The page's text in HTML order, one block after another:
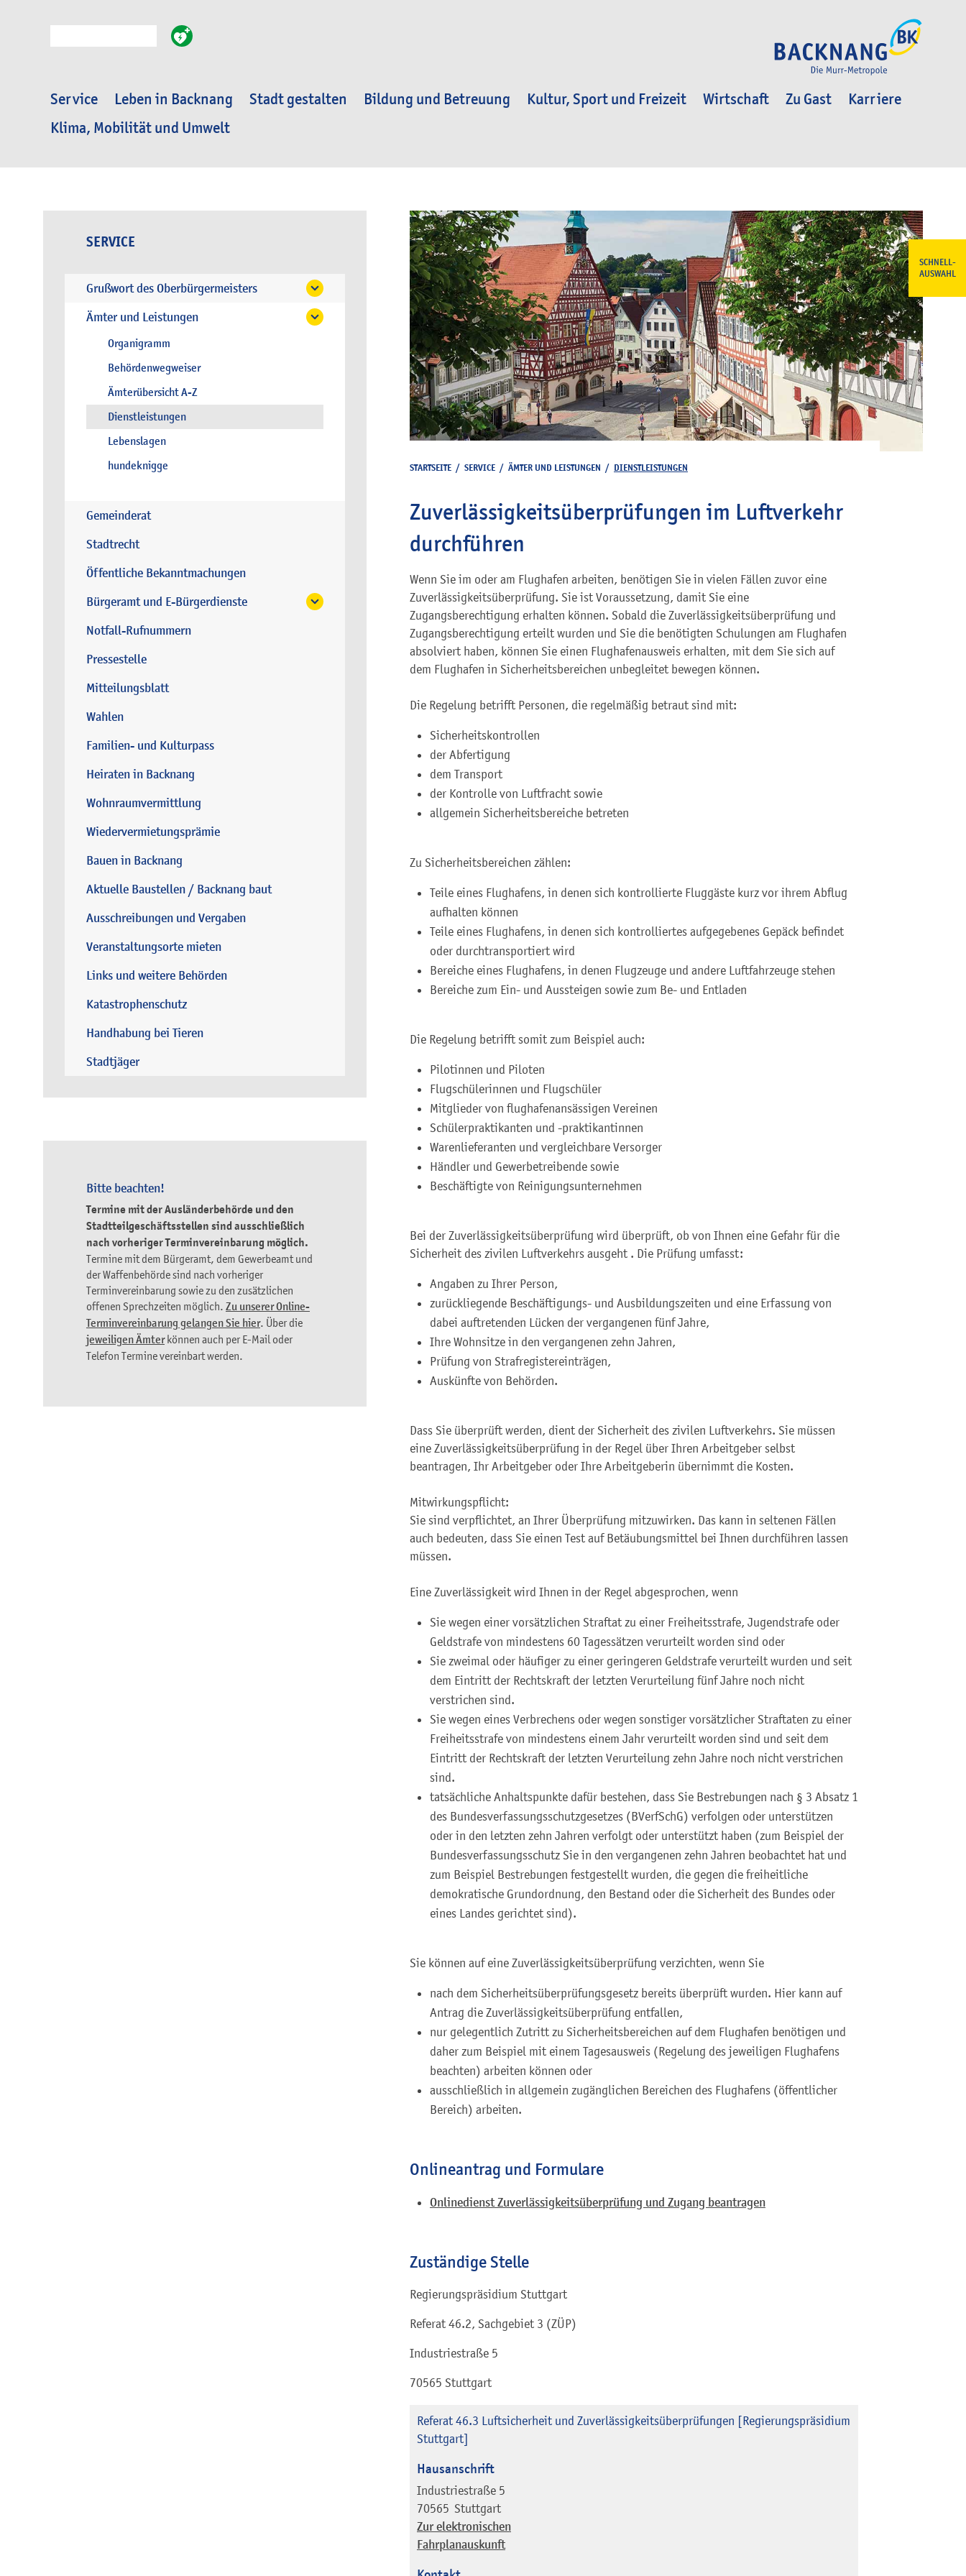
Service Leben in Backnang Stadt gestalten Bildung und Betreuung Kultur, Sport und Freizeit Wirtschaft Zu Gast
Karriere
Klima, Mobilität und Umwelt
SCHNELL-
AUSWAHL
SERVICE
Grußwort des Oberbürgermeisters
Ämter und Leistungen
Organigramm
Behördenwegweiser
Ämterübersicht A-Z
Dienstleistungen
Lebenslagen
hundeknigge
Gemeinderat
Stadtrecht
Öffentliche Bekanntmachungen
Bürgeramt und E-Bürgerdienste
Notfall-Rufnummern
Pressestelle
Mitteilungsblatt
Wahlen
Familien- und Kulturpass
Heiraten in Backnang
Wohnraumvermittlung
Wiedervermietungsprämie
Bauen in Backnang
Aktuelle Baustellen / Backnang baut
Ausschreibungen und Vergaben
Veranstaltungsorte mieten
Links und weitere Behörden
Katastrophenschutz
Handhabung bei Tieren
Stadtjäger
Bitte beachten!
Termine mit der Ausländerbehörde und den
Stadtteilgeschäftsstellen sind ausschließlich
nach vorheriger Terminvereinbarung möglich.
Termine mit dem Bürgeramt, dem Gewerbeamt und
der Waffenbehörde sind nach vorheriger
Terminvereinbarung sowie zu den zusätzlichen
offenen Sprechzeiten möglich. Zu unserer Online-
Terminvereinbarung gelangen Sie hier. Über die
jeweiligen Ämterkönnen auch per E-Mail oder
Telefon Termine vereinbart werden.
STARTSEITE / SERVICE / ÄMTER UND LEISTUNGEN / DIENSTLEISTUNGEN
Zuverlässigkeitsüberprüfungen im Luftverkehr
durchführen
Wenn Sie im oder am Flughafen arbeiten, benötigen Sie in vielen Fällen zuvor eine
Zuverlässigkeitsüberprüfung. Sie ist Voraussetzung, damit Sie eine
Zugangsberechtigung erhalten können. Sobald die Zuverlässigkeitsüberprüfung und
Zugangsberechtigung erteilt wurden und Sie die benötigten Schulungen am Flughafen
absolviert haben, können Sie einen Flughafenausweis erhalten, mit dem Sie sich auf
dem Flughafen in Sicherheitsbereichen unbegleitet bewegen können.
Die Regelung betrifft Personen, die regelmäßig betraut sind mit:
Sicherheitskontrollen
der Abfertigung
dem Transport
der Kontrolle von Luftfracht sowie
allgemein Sicherheitsbereiche betreten
Zu Sicherheitsbereichen zählen:
Teile eines Flughafens, in denen sich kontrollierte Fluggäste kurz vor ihrem Abflug
aufhalten können
Teile eines Flughafens, in denen sich kontrolliertes aufgegebenes Gepäck befindet
oder durchtransportiert wird
Bereiche eines Flughafens, in denen Flugzeuge und andere Luftfahrzeuge stehen
Bereiche zum Ein- und Aussteigen sowie zum Be- und Entladen
Die Regelung betrifft somit zum Beispiel auch:
Pilotinnen und Piloten
Flugschülerinnen und Flugschüler
Mitglieder von flughafenansässigen Vereinen
Schülerpraktikanten und -praktikantinnen
Warenlieferanten und vergleichbare Versorger
Händler und Gewerbetreibende sowie
Beschäftigte von Reinigungsunternehmen
Bei der Zuverlässigkeitsüberprüfung wird überprüft, ob von Ihnen eine Gefahr für die
Sicherheit des zivilen Luftverkehrs ausgeht . Die Prüfung umfasst:
Angaben zu Ihrer Person,
zurückliegende Beschäftigungs- und Ausbildungszeiten und eine Erfassung von
dabei auftretenden Lücken der vergangenen fünf Jahre,
Ihre Wohnsitze in den vergangenen zehn Jahren,
Prüfung von Strafregistereinträgen,
Auskünfte von Behörden.
Dass Sie überprüft werden, dient der Sicherheit des zivilen Luftverkehrs. Sie müssen
eine Zuverlässigkeitsüberprüfung in der Regel über Ihren Arbeitgeber selbst
beantragen, Ihr Arbeitgeber oder Ihre Arbeitgeberin übernimmt die Kosten.
Mitwirkungspflicht:
Sie sind verpflichtet, an Ihrer Überprüfung mitzuwirken. Das kann in seltenen Fällen
auch bedeuten, dass Sie einen Test auf Betäubungsmittel bei Ihnen durchführen lassen
müssen.
Eine Zuverlässigkeit wird Ihnen in der Regel abgesprochen, wenn
Sie wegen einer vorsätzlichen Straftat zu einer Freiheitsstrafe, Jugendstrafe oder
Geldstrafe von mindestens 60 Tagessätzen verurteilt worden sind oder
Sie zweimal oder häufiger zu einer geringeren Geldstrafe verurteilt wurden und seit
dem Eintritt der Rechtskraft der letzten Verurteilung fünf Jahre noch nicht
verstrichen sind.
Sie wegen eines Verbrechens oder wegen sonstiger vorsätzlicher Straftaten zu einer
Freiheitsstrafe von mindestens einem Jahr verurteilt worden sind und seit dem
Eintritt der Rechtskraft der letzten Verurteilung zehn Jahre noch nicht verstrichen
sind.
tatsächliche Anhaltspunkte dafür bestehen, dass Sie Bestrebungen nach § 3 Absatz 1
des Bundesverfassungsschutzgesetzes (BVerfSchG) verfolgen oder unterstützen
oder in den letzten zehn Jahren verfolgt oder unterstützt haben (zum Beispiel der
Bundesverfassungsschutz Sie in den vergangenen zehn Jahren beobachtet hat und
zum Beispiel Bestrebungen festgestellt wurden, die gegen die freiheitliche
demokratische Grundordnung, den Bestand oder die Sicherheit des Bundes oder
eines Landes gerichtet sind).
Sie können auf eine Zuverlässigkeitsüberprüfung verzichten, wenn Sie
nach dem Sicherheitsüberprüfungsgesetz bereits überprüft wurden. Hier kann auf
Antrag die Zuverlässigkeitsüberprüfung entfallen,
nur gelegentlich Zutritt zu Sicherheitsbereichen auf dem Flughafen benötigen und
daher zum Beispiel mit einem Tagesausweis (Regelung des jeweiligen Flughafens
beachten) arbeiten können oder
ausschließlich in allgemein zugänglichen Bereichen des Flughafens (öffentlicher
Bereich) arbeiten.
Onlineantrag und Formulare
Onlinedienst Zuverlässigkeitsüberprüfung und Zugang beantragen
Zuständige Stelle
Regierungspräsidium Stuttgart
Referat 46.2, Sachgebiet 3 (ZÜP)
Industriestraße 5
70565 Stuttgart
Referat 46.3 Luftsicherheit und Zuverlässigkeitsüberprüfungen [Regierungspräsidium
Stuttgart]
Hausanschrift
Industriestraße 5
70565 Stuttgart
Zur elektronischen
Fahrplanauskunft